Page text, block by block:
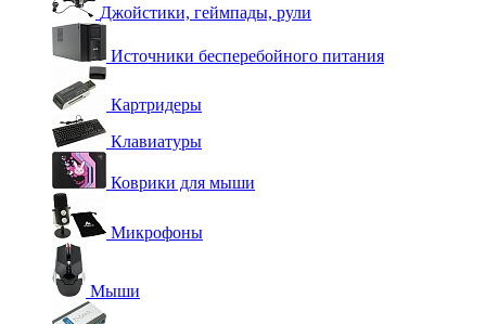
Джойстики, геймпады, рули
Источники бесперебойного питания
Картридеры
Клавиатуры
Коврики для мыши
Микрофоны
Мыши